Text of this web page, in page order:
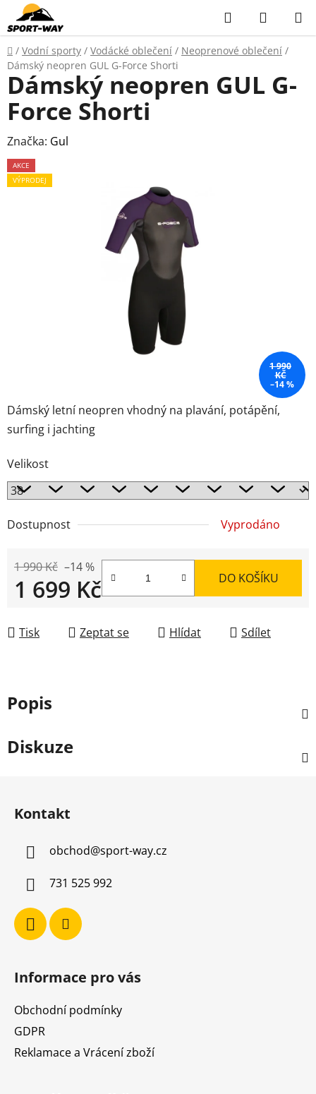
Přejít
na
obsah
Hledat
KOŠÍK
Domů
/ Vodní sporty / Vodácké oblečení / Neoprenové oblečení /
Dámský neopren GUL G-Force Shorti
Dámský letní neopren vhodný na plavání, potápění,
surfing i jachting
Velikost
Dostupnost Vyprodáno
1 990 Kč –14 %
1 699 Kč DO KOŠÍKU
Tisk Zeptat se Hlídat Sdílet
Dámský neopren GUL G-
Force Shorti
Značka: Gul
AKCE
VÝPRODEJ
1 990
KČ
–14 %
Popis
Diskuze
Kontakt
obchod@sport-way.cz
731 525 992
Informace pro vás
Obchodní podmínky
GDPR
Reklamace a Vrácení zboží